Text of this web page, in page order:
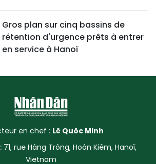
Gros plan sur cinq bassins de
rétention d'urgence prêts à entrer
en service à Hanoï
en chef : Lê Quôc Minh
rue Hàng Trông, Hoàn Kiêm, Hanoï,
Vietnam